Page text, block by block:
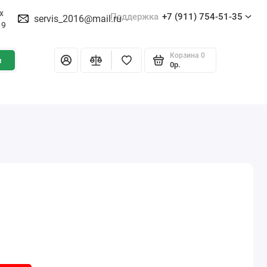
servis_2016@mail.ruПоддержка +7 (911) 754-51-35
Корзина 0
0р.